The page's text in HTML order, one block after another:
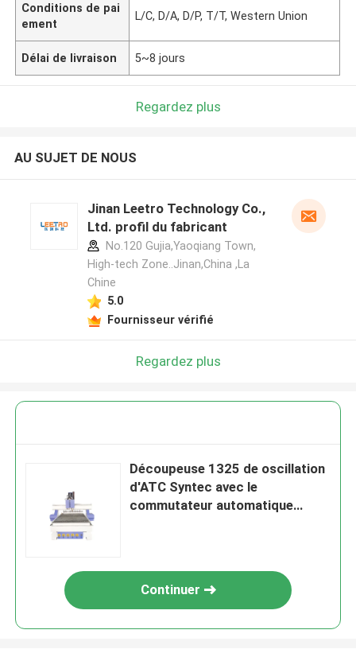
Conditions de pai
ement
L/C, D/A, D/P, T/T, Western Union
Délai de livraison 5~8 jours
Regardez plus
AU SUJET DE NOUS
Jinan Leetro Technology Co.,
Ltd. profil du fabricant
No.120 Gujia,Yaoqiang Town,
High-tech Zone..Jinan,China ,La
Chine
5.0
Fournisseur vérifié
Regardez plus
Découpeuse 1325 de oscillation
d'ATC Syntec avec le
commutateur automatique
Continuer